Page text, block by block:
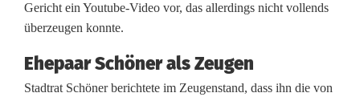
f
e
Gericht ein Youtube-Video vor, das allerdings nicht vollends
überzeugen konnte.
Ehepaar Schöner als Zeugen
Stadtrat Schöner berichtete im Zeugenstand, dass ihn die von